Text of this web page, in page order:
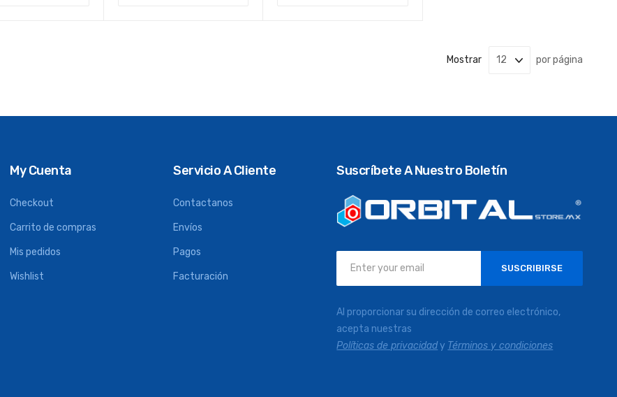
Mostrar por página
My Cuenta
Checkout
Carrito de compras
Mis pedidos
Wishlist
Servicio A Cliente
Contactanos
Envíos
Pagos
Facturación
Suscríbete A Nuestro Boletín
boletín
de
noticias:
SUSCRIBIRSE
Al proporcionar su dirección de correo electrónico,
acepta nuestras
Políticas de privacidady Términos y condiciones